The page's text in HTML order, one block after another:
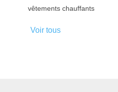
vêtements chauffants
Voir tous